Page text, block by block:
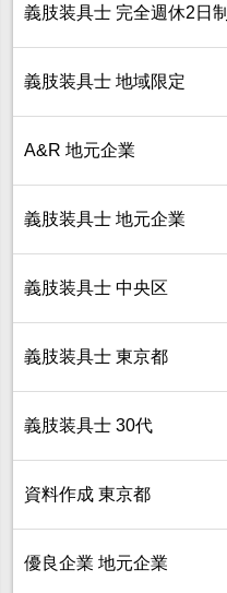
義肢装具士 完全週休2日制
義肢装具士 地域限定
A&R 地元企業
義肢装具士 地元企業
義肢装具士 中央区
義肢装具士 東京都
義肢装具士 30代
資料作成 東京都
優良企業 地元企業